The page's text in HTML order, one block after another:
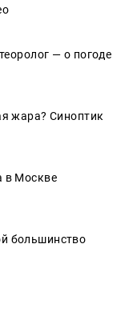
— о погоде
жара? Синоптик
в Москве
большинство